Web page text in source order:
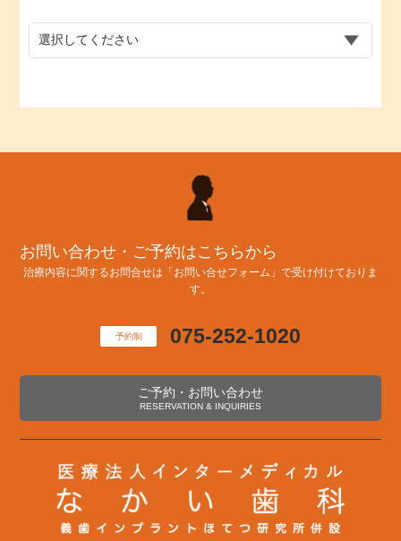
お問い合わせ・ご予約はこちらから
治療内容に関するお問合せは「お問い合せフォーム」で受け付けておりま
す。
予約制 075-252-1020
ご予約・お問い合わせ
RESERVATION & INQUIRIES